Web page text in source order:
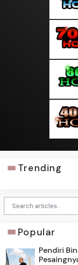
Trending
Popular
Pendiri